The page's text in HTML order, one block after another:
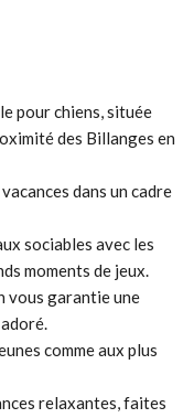
pour chiens, située
des Billanges en
dans un cadre
sociables avec les
moments de jeux.
vous garantie une
comme aux plus
relaxantes, faites